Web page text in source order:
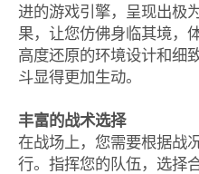
进的游戏引擎，呈现出极
果，让您仿佛身临其境，
高度还原的环境设计和细
斗显得更加生动。
丰富的战术选择
在战场上，您需要根据战
行。指挥您的队伍，选择